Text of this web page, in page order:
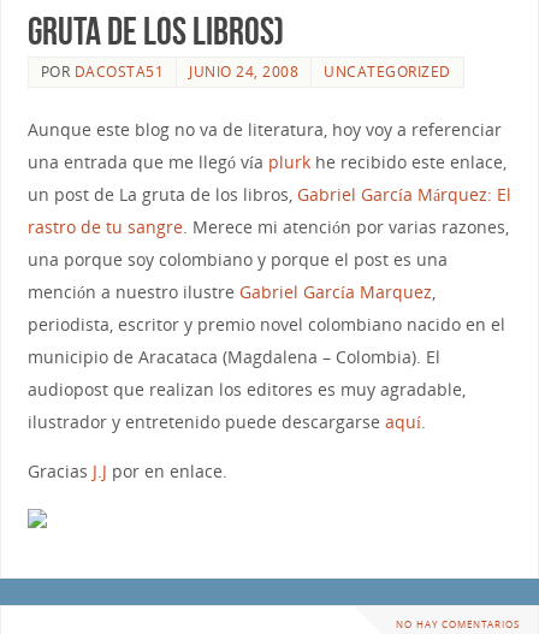
gruta de los libros)
POR DACOSTA51 JUNIO 24, 2008 UNCATEGORIZED
Aunque este blog no va de literatura, hoy voy a referenciar
una entrada que me llegó vía plurkhe recibido este enlace,
un post de La gruta de los libros, Gabriel García Márquez: El
rastro de tu sangre. Merece mi atención por varias razones,
una porque soy colombiano y porque el post es una
mención a nuestro ilustre Gabriel García Marquez
periodista, escritor y premio novel colombiano nacido en el
municipio de Aracataca (Magdalena – Colombia). El
audiopost que realizan los editores es muy agradable,
ilustrador y entretenido puede descargarse aquí.
Gracias J.J por en enlace.
NO HAY COMENTARIOS